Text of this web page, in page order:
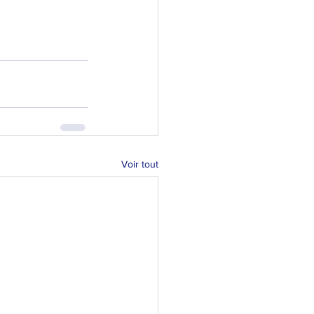
Voir tout